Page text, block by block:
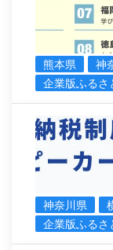
熊本県
神
企業版ふるさ
神奈川県
企業版ふるさ